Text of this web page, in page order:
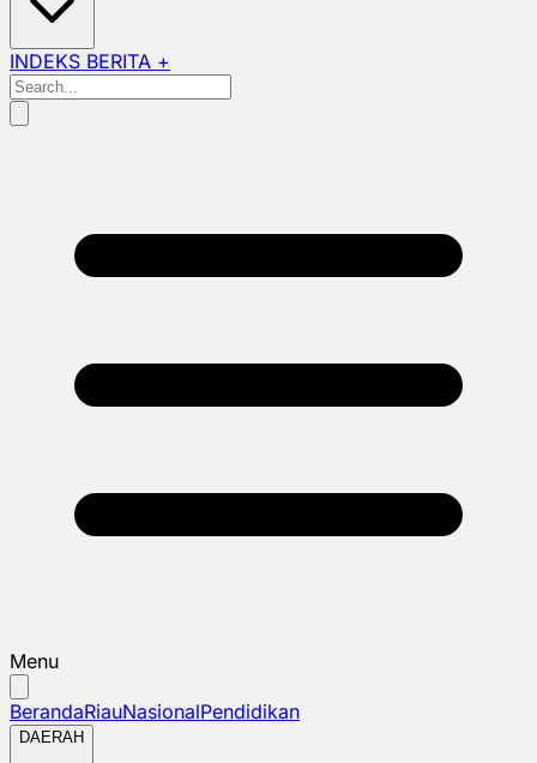
INDEKS BERITA +
Menu
BerandaRiauNasionalPendidikan
DAERAH